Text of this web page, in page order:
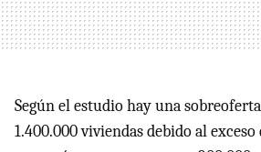
Según el estudio hay una
1.400.000 viviendas debido al